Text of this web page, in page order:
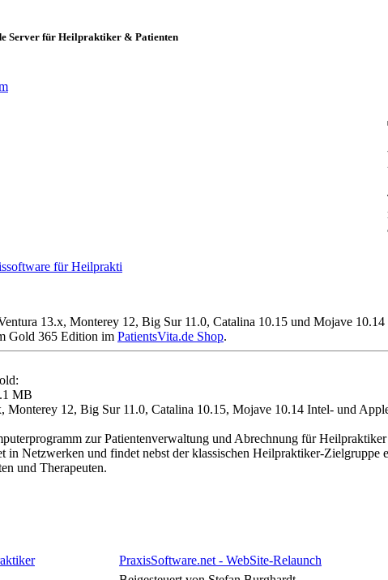
Server für Heilpraktiker & Patienten
für Heilprakti
13.x, Monterey 12, Big Sur 11.0, Catalina 10.15 und Mojave
Gold 365 Edition im PatientsVita.de Shop.
MB
Monterey 12, Big Sur 11.0, Catalina 10.15, Mojave 10.14 Intel- und
zur Patientenverwaltung und Abrechnung für
Netzwerken und findet nebst der klassischen Heilpraktiker-Zielgruppe
und Therapeuten.
PraxisSoftware.net - WebSite-Relaunch